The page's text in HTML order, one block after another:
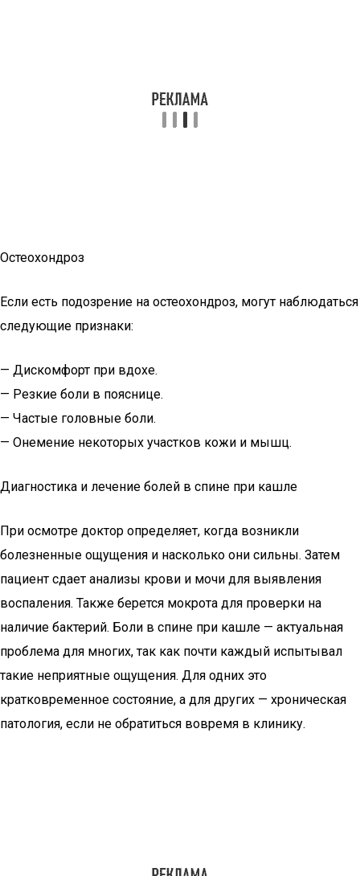
Остеохондроз
Если есть подозрение на остеохондроз, могут наблюдаться
следующие признаки:
— Дискомфорт при вдохе.
— Резкие боли в пояснице.
— Частые головные боли.
— Онемение некоторых участков кожи и мышц.
Диагностика и лечение болей в спине при кашле
При осмотре доктор определяет, когда возникли
болезненные ощущения и насколько они сильны. Затем
пациент сдает анализы крови и мочи для выявления
воспаления. Также берется мокрота для проверки на
наличие бактерий. Боли в спине при кашле — актуальная
проблема для многих, так как почти каждый испытывал
такие неприятные ощущения. Для одних это
кратковременное состояние, а для других — хроническая
патология, если не обратиться вовремя в клинику.